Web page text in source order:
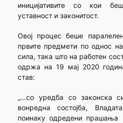
иницијативите со кои
уставност и законитост.
Овој процес беше
првите предмети по однос
сила, така што на работен
одржа на 19 мај 2020
став:
„…со уредба со законска
вонредна состојба,
поинаку одредени прашања